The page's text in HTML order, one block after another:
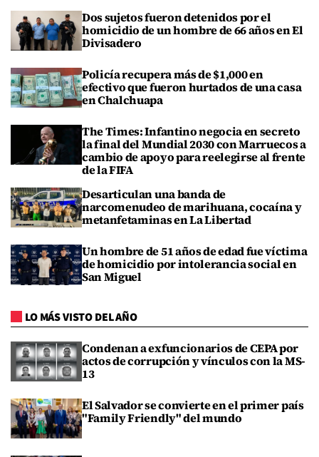
Dos sujetos fueron detenidos por el
homicidio de un hombre de 66 años en El
Divisadero
Policía recupera más de $1,000 en
efectivo que fueron hurtados de una casa
en Chalchuapa
The Times: Infantino negocia en secreto
la final del Mundial 2030 con Marruecos a
cambio de apoyo para reelegirse al frente
de la FIFA
Desarticulan una banda de
narcomenudeo de marihuana, cocaína y
metanfetaminas en La Libertad
Un hombre de 51 años de edad fue víctima
de homicidio por intolerancia social en
San Miguel
LO MÁS VISTO DEL AÑO
Condenan a exfuncionarios de CEPA por
actos de corrupción y vínculos con la MS-
13
El Salvador se convierte en el primer país
"Family Friendly" del mundo